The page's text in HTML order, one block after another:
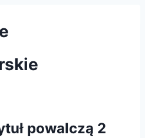
powalczą 2